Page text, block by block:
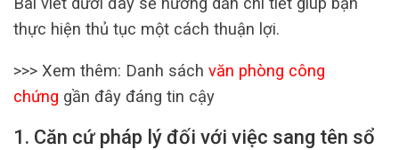
thực hiện thủ tục một cách thuận lợi.
>>> Xem thêm: Danh sách văn phòng công
chứng gần đây đáng tin cậy
1. Căn cứ pháp lý đối với việc sang tên sổ